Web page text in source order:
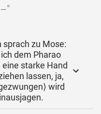
sprach zu Mose:
dem Pharao
starke Hand
lassen, ja,
wird